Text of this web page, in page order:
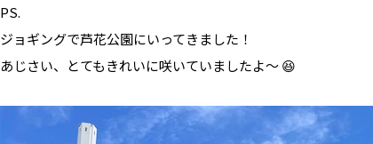
PS.
ジョギングで芦花公園にいってきました！
あじさい、とてもきれいに咲いていましたよ〜 😆